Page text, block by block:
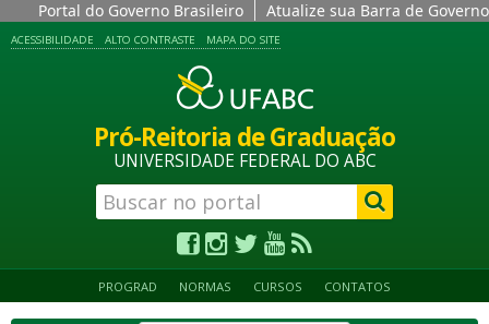
Portal do Governo Brasileiro Atualize sua Barra de Governo
ACESSIBILIDADE ALTO CONTRASTE MAPA DO SITE
Pró-Reitoria de Graduação
UNIVERSIDADE FEDERAL DO ABC
PROGRAD NORMAS CURSOS CONTATOS